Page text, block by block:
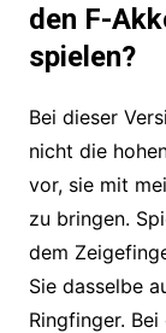
den F-
spielen?
Bei dieser
nicht die
vor, sie mit
zu bringen.
dem
Sie dasselbe
Ringfinger.